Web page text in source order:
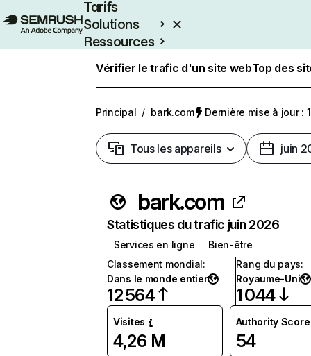
Tarifs
Solutions
Ressources
Vérifier le trafic d'un site webTop des
Principal / bark.com Dernière mise à jour :
Tous les appareils juin
bark.com
Statistiques du trafic juin 2026
Services en ligne
Bien-être
Classement mondial:
Dans le monde entier
12 564
Rang du pays:
Royaume-Uni
1 044
Visites
4,26 M
Authority Score
54